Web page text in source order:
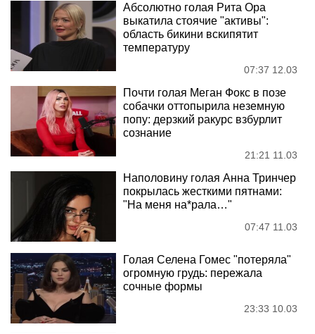
Абсолютно голая Рита Ора
выкатила стоячие "активы":
область бикини вскипятит
температуру
07:37 12.03
Почти голая Меган Фокс в позе
собачки оттопырила неземную
попу: дерзкий ракурс взбурлит
сознание
21:21 11.03
Наполовину голая Анна Тринчер
покрылась жесткими пятнами:
"На меня на*рала…"
07:47 11.03
Голая Селена Гомес "потеряла"
огромную грудь: пережала
сочные формы
23:33 10.03